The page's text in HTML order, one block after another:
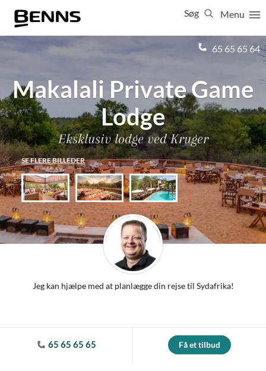
Menu
Søg
65 65 65 64
Makalali Private Game
Lodge
Eksklusiv lodge ved Kruger
SE FLERE BILLEDER
Jeg kan hjælpe med at planlægge din rejse til Sydafrika!
65 65 65 65 Få et tilbud
Luk
Vis resultater for: Alle
Ferierejser
Firma- og temarejser
Studierejser